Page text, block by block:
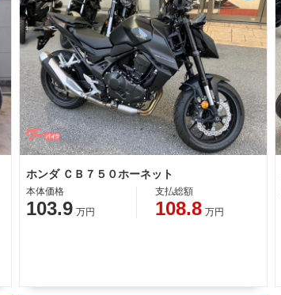
ホンダ ＣＢ７５０ホーネット
本体価格
103.9 万円
支払総額
108.8 万円